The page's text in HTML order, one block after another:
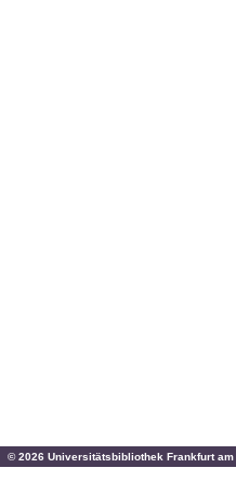
© 2026 Universitätsbibliothek Frankfurt